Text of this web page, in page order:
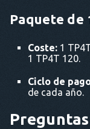
Paquete de
Coste: 1
1 TP4T 120.
Ciclo de
de cada año.